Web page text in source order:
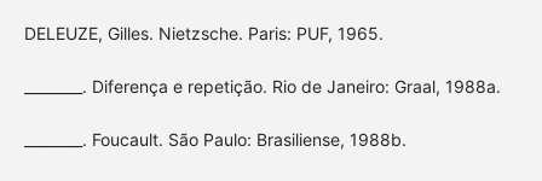
DELEUZE, Gilles. Nietzsche. Paris: PUF, 1965.
________. Diferença e repetição. Rio de Janeiro: Graal, 1988a.
________. Foucault. São Paulo: Brasiliense, 1988b.